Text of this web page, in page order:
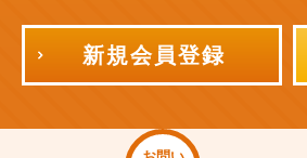
新規会員登録